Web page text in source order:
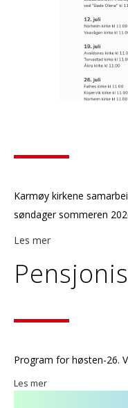
Karmøy kirkene
søndager sommeren
Les mer
Program for høsten-26.
Les mer